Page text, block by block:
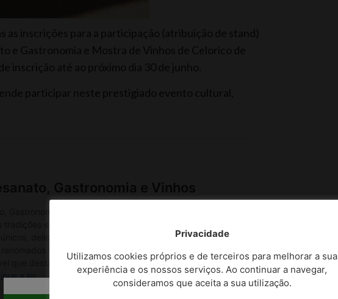
Privacidade
Utilizamos cookies próprios e de terceiros para melhorar a sua
experiência e os nossos serviços. Ao continuar a navegar,
consideramos que aceita a sua utilização.